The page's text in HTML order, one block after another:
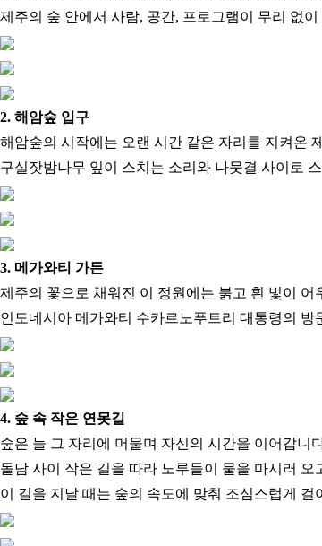
제주의 숲 안에서 사람, 공간, 프로그램이 무리 없
2. 해암숲 입구
해암숲의 시작에는 오랜 시간 같은 자리를 지켜온
구실잣밤나무 잎이 스치는 소리와 나뭇결 사이로
3. 메가와티 가든
제주의 꽃으로 채워진 이 정원에는 붉고 흰 빛이 어
인도네시아 메가와티 수카르노푸트리 대통령의
4. 숲 속 작은 연못길
숲은 늘 그 자리에 머물며 자신의 시간을 이어갑니
돌담 사이 작은 길을 따라 노루들이 물을 마시러
이 길을 지날 때는 숲의 속도에 맞춰 조심스럽게 걸